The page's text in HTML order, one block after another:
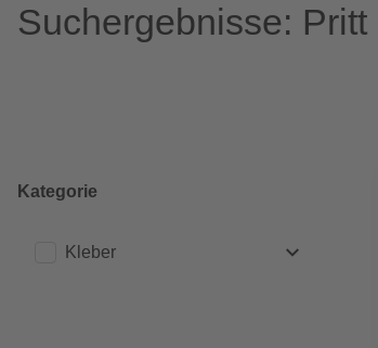
Suchergebnisse: Pritt
Kategorie
Kleber